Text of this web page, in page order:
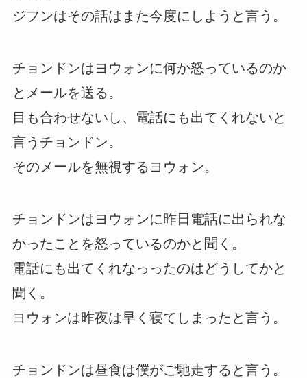
ジフンはその話はまた今度にしようと言う。
チョンドンはヨウォンに何か怒っているのか
とメールを送る。
目も合わせないし、電話にも出てくれないと
言うチョンドン。
そのメールを無視するヨウォン。
チョンドンはヨウォンに昨日電話に出られな
かったことを怒っているのかと聞く。
電話にも出てくれなっったのはどうしてかと
聞く。
ヨウォンは昨夜は早く寝てしまったと言う。
チョンドンは昼食は僕がご馳走すると言う。